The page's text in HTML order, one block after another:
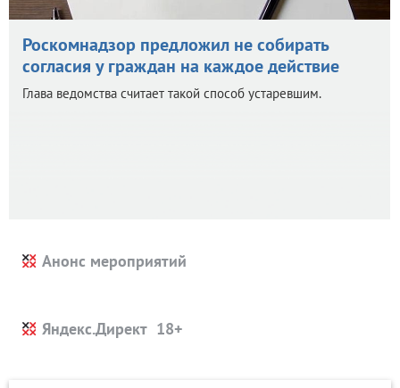
Роскомнадзор предложил не собирать
согласия у граждан на каждое действие
Глава ведомства считает такой способ устаревшим.
Анонс мероприятий
Яндекс.Директ